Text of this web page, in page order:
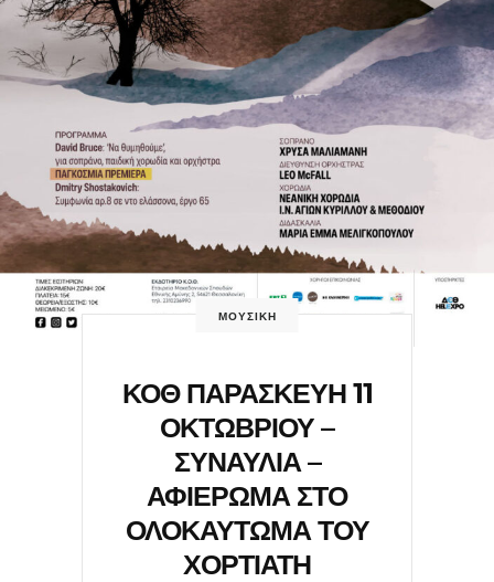
ΜΟΥΣΙΚΗ
ΚΟΘ ΠΑΡΑΣΚΕΥΗ 11
ΟΚΤΩΒΡΙΟΥ –
ΣΥΝΑΥΛΙΑ –
ΑΦΙΕΡΩΜΑ ΣΤΟ
ΟΛΟΚΑΥΤΩΜΑ ΤΟΥ
ΧΟΡΤΙΑΤΗ